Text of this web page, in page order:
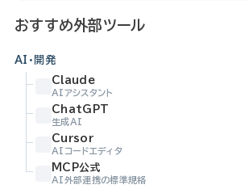
おすすめ外部ツール
AI・開発
Claude
AIアシスタント
ChatGPT
生成AI
Cursor
AIコードエディタ
MCP公式
AI外部連携の標準規格